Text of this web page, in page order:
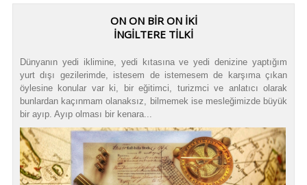
ON ON BİR ON İKİ
İNGİLTERE TİLKİ
Dünyanın yedi iklimine, yedi kıtasına ve yedi denizine yaptığım
yurt dışı gezilerimde, istesem de istemesem de karşıma çıkan
öylesine konular var ki, bir eğitimci, turizmci ve anlatıcı olarak
bunlardan kaçınmam olanaksız, bilmemek ise mesleğimizde büyük
bir ayıp. Ayıp olması bir kenara...